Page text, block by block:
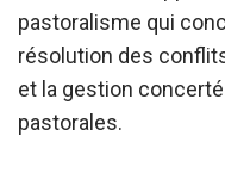
pastoralisme qui
résolution des
et la gestion
pastorales.